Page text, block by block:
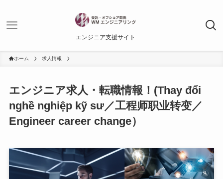
エンジニア支援サイト
ホーム 求人情報
エンジニア求人・転職情報！(Thay đổi
nghề nghiệp kỹ sư／工程师职业转变／
Engineer career change）